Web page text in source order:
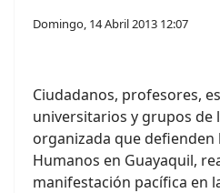
Domingo, 14 Abril 2013 12:07
Ciudadanos, profesores,
universitarios y grupos de
organizada que defienden
Humanos en Guayaquil,
manifestación pacífica en